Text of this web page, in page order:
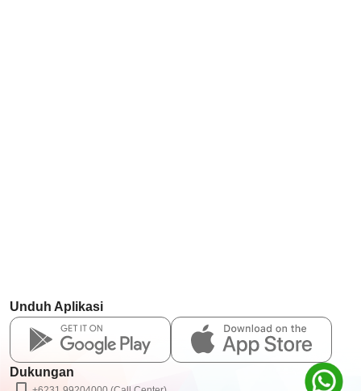
Dukungan
Unduh Aplikasi